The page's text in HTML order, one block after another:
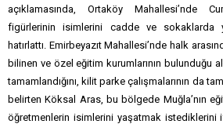
açıklamasında, Ortaköy Mahallesi’nde
figürlerinin isimlerini cadde ve sokaklarda
hatırlattı. Emirbeyazıt Mahallesi’nde halk
bilinen ve özel eğitim kurumlarının bulunduğu
tamamlandığını, kilit parke çalışmalarının da
belirten Köksal Aras, bu bölgede Muğla’nın
öğretmenlerin isimlerini yaşatmak istediklerini